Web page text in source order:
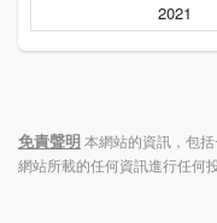
2021
免責聲明本網站的資訊，包
網站所載的任何資訊進行任何